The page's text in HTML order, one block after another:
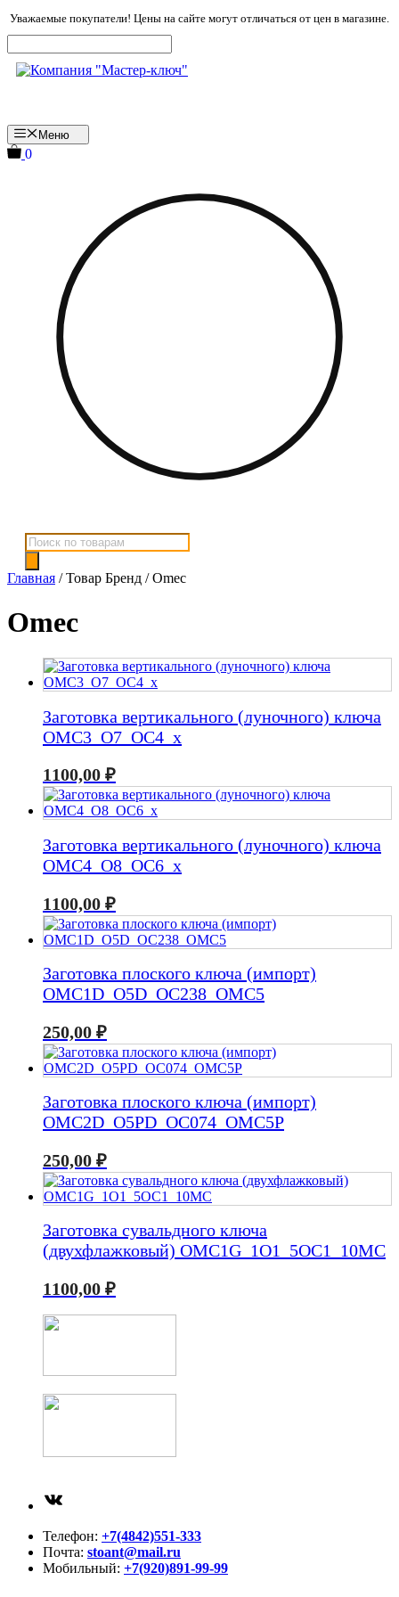
Перейти
к
содержимому
Уважаемые покупатели! Цены на сайте могут отличаться от цен в магазине.
Меню
0
Поиск
товаров
Главная / Товар Бренд / Omec
Omec
Заготовка вертикального (луночного) ключа
OMC3_O7_OC4_x
1100,00 ₽
Заготовка вертикального (луночного) ключа
OMC4_O8_OC6_x
1100,00 ₽
Заготовка плоского ключа (импорт)
OMC1D_O5D_OC238_OMC5
250,00 ₽
Заготовка плоского ключа (импорт)
OMC2D_O5PD_OC074_OMC5P
250,00 ₽
Заготовка сувальдного ключа
(двухфлажковый) OMC1G_1O1_5OC1_10MC
1100,00 ₽
Телефон: +7(4842)551-333
Почта: stoant@mail.ru
Мобильный: +7(920)891-99-99